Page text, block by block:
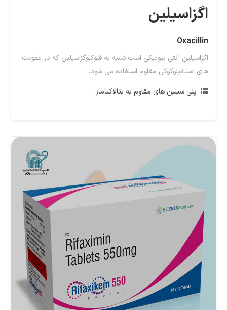
اگزاسیلین
Oxacillin
اگزاسیلین آنتی بیوتیکی است شبیه به فلوکلوگزاسیلین که در عفونت
های استافیلوکوکی مقاوم استفاده می شود.
پنی سیلین های مقاوم به بتالاکتاماز